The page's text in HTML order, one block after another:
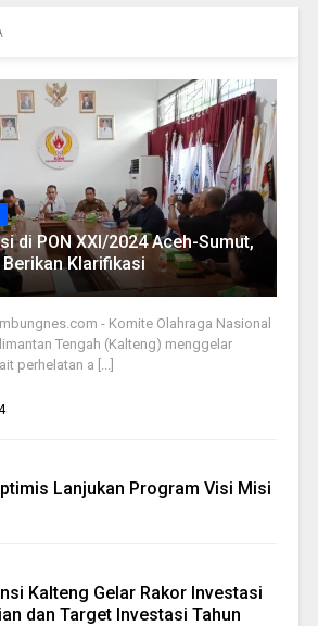
di PON XXI/2024 Aceh-Sumut,
Berikan Klarifikasi
- Komite Olahraga Nasional
Tengah (Kalteng) menggelar
perhelatan a [...]
Lanjukan Program Visi Misi
Kalteng Gelar Rakor Investasi
dan Target Investasi Tahun